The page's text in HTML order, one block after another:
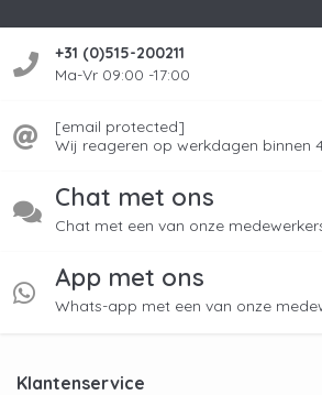
+31 (0)515-200211
Ma-Vr 09:00 -17:00
[email protected]
Wij reageren op werkdagen binnen
Chat met ons
Chat met een van onze
App met ons
Whats-app met een van onze
Klantenservice